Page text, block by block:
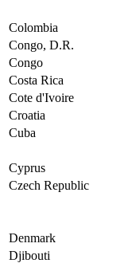
Colombia
Congo, D.R.
Congo
Costa Rica
Cote d'Ivoire
Croatia
Cuba
Cyprus
Czech Republic
Denmark
Djibouti